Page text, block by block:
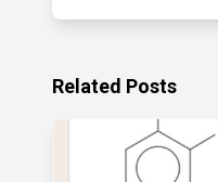
Related Posts